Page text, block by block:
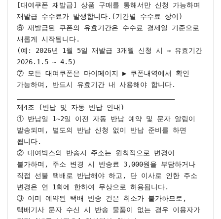
[대여쿠폰 재발급] 상품 구매를 통해서만 신청 가능하며
재발급 수수료가 발생합니다.(기간별 수수료 상이)
⑥ 재발급된 쿠폰의 유효기간은 수수료 결제일 기준으로
새롭게 시작됩니다.
(예: 2026년 1월 5일 재발급 3개월 신청 시 → 유효기간
2026.1.5 ~ 4.5)
⑦ 모든 대여쿠폰은 마이페이지 ▶ 쿠폰내역에서 확인
가능하며, 반드시 유효기간 내 사용해야 합니다.
제4조 (반납 및 자동 반납 안내)
① 반납일 1~2일 이전 자동 반납 예약 및 문자 알림이
발송되며, 별도의 반납 신청 없이 반납 준비를 하면
됩니다.
② 대여박스의 반송지 주소는 원칙적으로 변경이
불가하며, 주소 변경 시 반송료 3,000원을 부담하거나
직접 선불 택배로 반납해야 하고, 단 이사로 인한 주소
변경은 연 1회에 한하여 무상으로 허용됩니다.
③ 이미 예약된 택배 반송 건은 취소가 불가하므로,
택배기사 문자 수신 시 반송 물품이 없는 경우 이용자가